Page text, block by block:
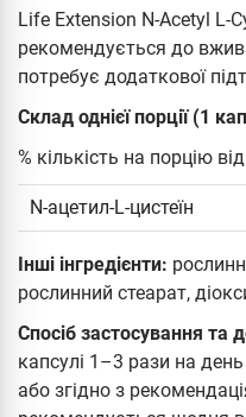
Life Extension N-Acetyl L-
рекомендується до
потребує додаткової
Склад однієї порції (1
% кількість на порцію
N-ацетил-L-цистеїн
Інші інгредієнти:
рослинний стеарат,
Спосіб застосування та
капсулі 1–3 рази на
або згідно з